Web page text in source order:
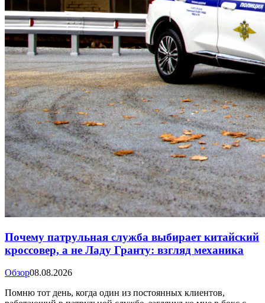
Почему патрульная служба выбирает китайский
кроссовер, а не Ладу Гранту: взгляд механика
Обзор08.08.2026
Помню тот день, когда один из постоянных клиентов,